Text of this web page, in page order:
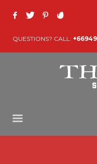
QUESTIONS? CALL: